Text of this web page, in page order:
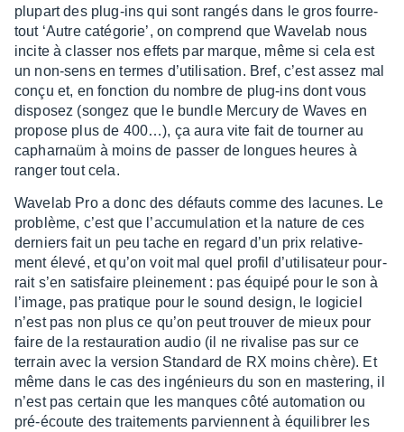
plupart des plug-ins qui sont rangés dans le gros fourre-
tout ‘Autre caté­go­rie’, on comprend que Wave­lab nous
incite à clas­ser nos effets par marque, même si cela est
un non-sens en termes d’uti­li­sa­tion. Bref, c’est assez mal
conçu et, en fonc­tion du nombre de plug-ins dont vous
dispo­sez (songez que le bundle Mercury de Waves en
propose plus de 400…), ça aura vite fait de tour­ner au
caphar­naüm à moins de passer de longues heures à
ranger tout cela.
Wave­lab Pro a donc des défauts comme des lacunes. Le
problème, c’est que l’ac­cu­mu­la­tion et la nature de ces
derniers fait un peu tache en regard d’un prix rela­ti­ve­
ment élevé, et qu’on voit mal quel profil d’uti­li­sa­teur pour­
rait s’en satis­faire plei­ne­ment : pas équipé pour le son à
l’image, pas pratique pour le sound design, le logi­ciel
n’est pas non plus ce qu’on peut trou­ver de mieux pour
faire de la restau­ra­tion audio (il ne riva­lise pas sur ce
terrain avec la version Stan­dard de RX moins chère). Et
même dans le cas des ingé­nieurs du son en maste­ring, il
n’est pas certain que les manques côté auto­ma­tion ou
pré-écoute des trai­te­ments parviennent à équi­li­brer les